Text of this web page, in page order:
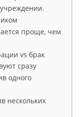
проще, чем
vs брак
сразу
одного
нескольких